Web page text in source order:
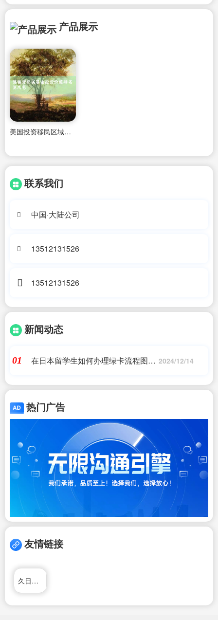
产品展示
美国投资移民区域中心排名
联系我们
中国·大陆公司
13512131526
13512131526
新闻动态
01
在日本留学生如何办理绿卡流程图片
留、2019申请日本移..._日本移民_问
2024/12/14
热门广告
友情链接
久日新材